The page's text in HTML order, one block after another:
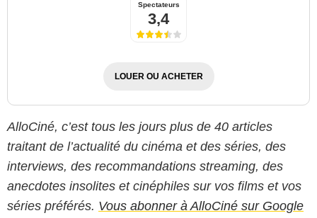
Spectateurs
3,4
LOUER OU ACHETER
AlloCiné, c’est tous les jours plus de 40 articles
traitant de l’actualité du cinéma et des séries, des
interviews, des recommandations streaming, des
anecdotes insolites et cinéphiles sur vos films et vos
séries préférés. Vous abonner à AlloCiné sur Google